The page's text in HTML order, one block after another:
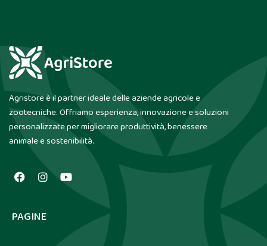
Agristore è il partner ideale delle aziende agricole e
zootecniche. Offriamo esperienza, innovazione e soluzioni
personalizzate per migliorare produttività, benessere
animale e sostenibilità.
PAGINE